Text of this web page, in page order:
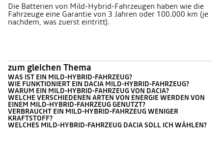
Die Batterien von Mild-Hybrid-Fahrzeugen haben wie die
Fahrzeuge eine Garantie von 3 Jahren oder 100.000 km (je
nachdem, was zuerst eintritt).
zum gleichen Thema
WAS IST EIN MILD-HYBRID-FAHRZEUG?
WIE FUNKTIONIERT EIN DACIA MILD-HYBRID-FAHRZEUG?
WARUM EIN MILD-HYBRID-FAHRZEUG VON DACIA?
WELCHE VERSCHIEDENEN ARTEN VON ENERGIE WERDEN VON
EINEM MILD-HYBRID-FAHRZEUG GENUTZT?
VERBRAUCHT EIN MILD-HYBRID-FAHRZEUG WENIGER
KRAFTSTOFF?
WELCHES MILD-HYBRID-FAHRZEUG DACIA SOLL ICH WÄHLEN?